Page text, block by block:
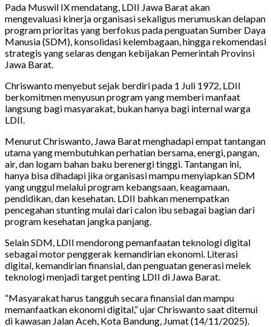
Pada Muswil IX mendatang, LDII Jawa Barat akan
mengevaluasi kinerja organisasi sekaligus merumuskan delapan
program prioritas yang berfokus pada penguatan Sumber Daya
Manusia (SDM), konsolidasi kelembagaan, hingga rekomendasi
strategis yang selaras dengan kebijakan Pemerintah Provinsi
Jawa Barat.
Chriswanto menyebut sejak berdiri pada 1 Juli 1972, LDII
berkomitmen menyusun program yang memberi manfaat
langsung bagi masyarakat, bukan hanya bagi internal warga
LDII.
Menurut Chriswanto, Jawa Barat menghadapi empat tantangan
utama yang membutuhkan perhatian bersama, energi, pangan,
air, dan logam bahan baku berenergi tinggi. Tantangan ini,
hanya bisa dihadapi jika organisasi mampu menyiapkan SDM
yang unggul melalui program kebangsaan, keagamaan,
pendidikan, dan kesehatan. LDII bahkan menempatkan
pencegahan stunting mulai dari calon ibu sebagai bagian dari
program kesehatan jangka panjang.
Selain SDM, LDII mendorong pemanfaatan teknologi digital
sebagai motor penggerak kemandirian ekonomi. Literasi
digital, kemandirian finansial, dan penguatan generasi melek
teknologi menjadi target penting LDII di Jawa Barat.
“Masyarakat harus tangguh secara finansial dan mampu
memanfaatkan ekonomi digital,” ujar Chriswanto saat ditemui
di kawasan Jalan Aceh, Kota Bandung, Jumat (14/11/2025).